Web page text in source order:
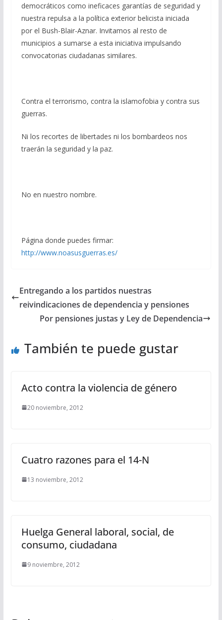
democráticos como ineficaces garantías de seguridad y
nuestra repulsa a la política exterior belicista iniciada
por el Bush-Blair-Aznar. Invitamos al resto de
municipios a sumarse a esta iniciativa impulsando
convocatorias ciudadanas similares.
Contra el terrorismo, contra la islamofobia y contra sus
guerras.
Ni los recortes de libertades ni los bombardeos nos
traerán la seguridad y la paz.
No en nuestro nombre.
Página donde puedes firmar:
http://www.noasusguerras.es/
Entregando a los partidos nuestras
reivindicaciones de dependencia y pensiones
Por pensiones justas y Ley de Dependencia
También te puede gustar
Acto contra la violencia de género
20 noviembre, 2012
Cuatro razones para el 14-N
13 noviembre, 2012
Huelga General laboral, social, de
consumo, ciudadana
9 noviembre, 2012